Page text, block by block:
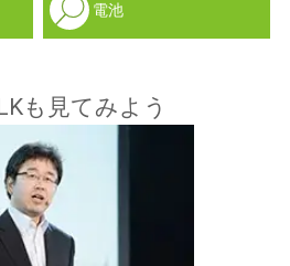
電池
も見てみよう